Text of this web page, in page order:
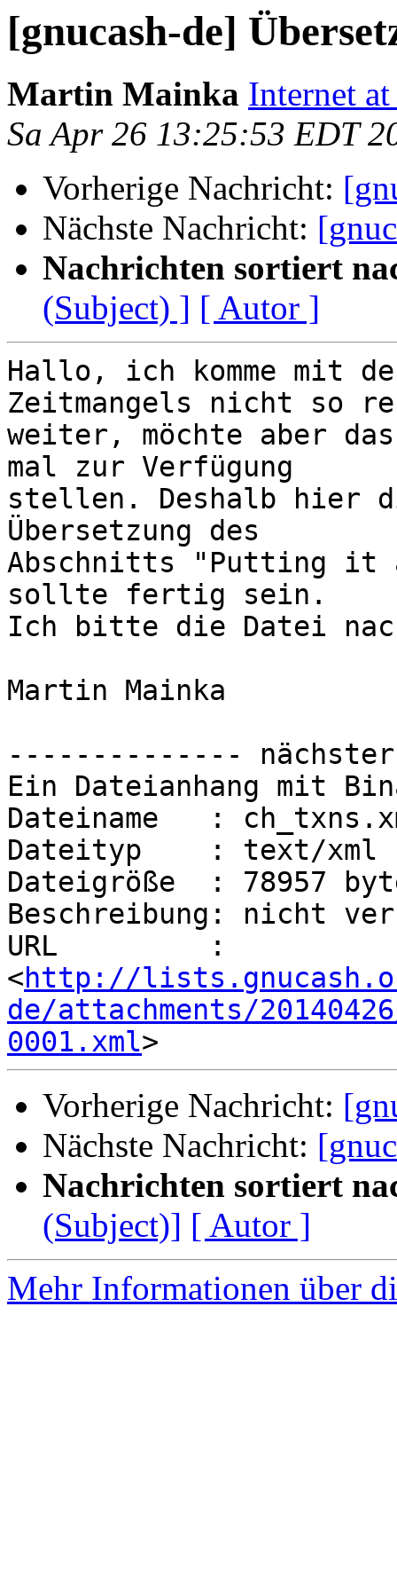
[gnucash-de]
Martin Mainka Internet
Sa Apr 26 13:25:53 EDT
Vorherige Nachricht:
Nächste Nachricht:
Nachrichten sortiert
(Subject) ] [ Autor ]
Hallo, ich komme mit
Zeitmangels nicht so
weiter, möchte aber
mal zur Verfügung
stellen. Deshalb hier
Übersetzung des
Abschnitts "Putting it
sollte fertig sein.
Ich bitte die Datei
Martin Mainka
--------------
Ein Dateianhang mit
Dateiname   :
Dateityp    : text/xml
Dateigröße  : 78957
Beschreibung: nicht
URL         :
<http://
de/attachments/
0001.xml
Vorherige Nachricht:
Nächste Nachricht:
Nachrichten sortiert
(Subject)] [ Autor ]
Mehr Informationen über